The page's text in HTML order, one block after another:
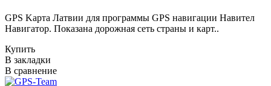
GPS Kарта Латвии для программы GPS навигации Навител
Навигатор. Показана дорожная сеть страны и карт..
Купить
В закладки
В сравнение